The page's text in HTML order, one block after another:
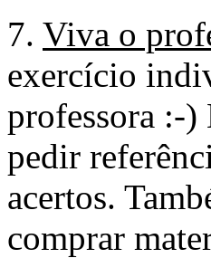
7. Viva o
exercício
professora :-)
pedir
acertos.
comprar